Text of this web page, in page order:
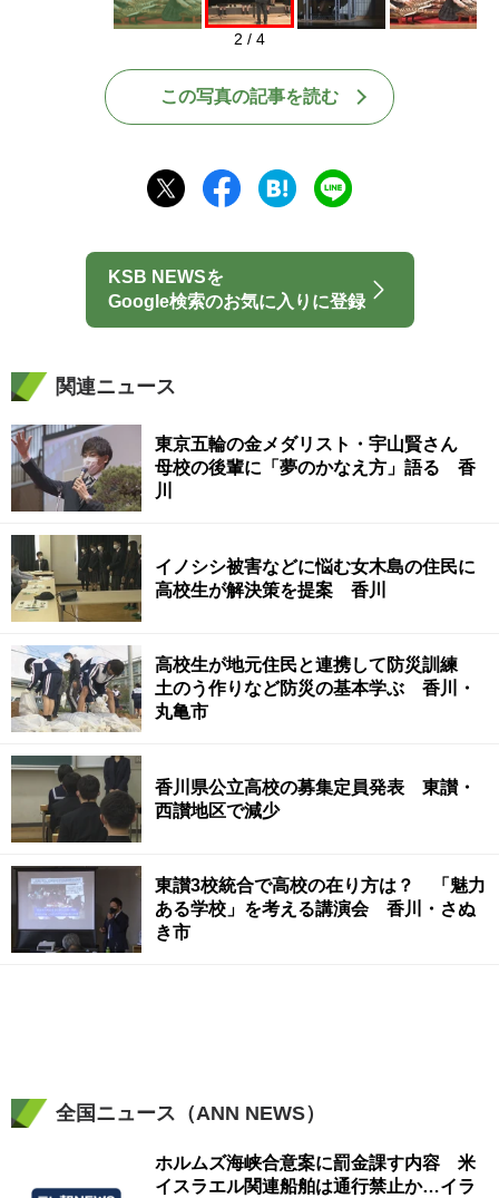
2 / 4
この写真の記事を読む
KSB NEWSを
Google検索のお気に入りに登録
関連ニュース
東京五輪の金メダリスト・宇山賢さん
母校の後輩に「夢のかなえ方」語る 香
川
イノシシ被害などに悩む女木島の住民に
高校生が解決策を提案 香川
高校生が地元住民と連携して防災訓練
土のう作りなど防災の基本学ぶ 香川・
丸亀市
香川県公立高校の募集定員発表 東讃・
西讃地区で減少
東讃3校統合で高校の在り方は？ 「魅力
ある学校」を考える講演会 香川・さぬ
き市
全国ニュース（ANN NEWS）
ホルムズ海峡合意案に罰金課す内容 米
イスラエル関連船舶は通行禁止か…イラ